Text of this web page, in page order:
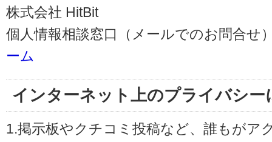
株式会社 HitBit
個人情報相談窓口（メールでのお問合せ
ーム
インターネット上のプライバシー
1.掲示板やクチコミ投稿など、誰もがア